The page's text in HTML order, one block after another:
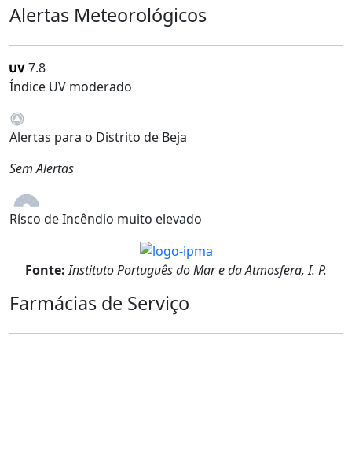
Alertas Meteorológicos
7.8
Índice UV moderado
Alertas para o Distrito de Beja
Sem Alertas
Rísco de Incêndio muito elevado
Fonte: Instituto Português do Mar e da Atmosfera, I. P.
Farmácias de Serviço